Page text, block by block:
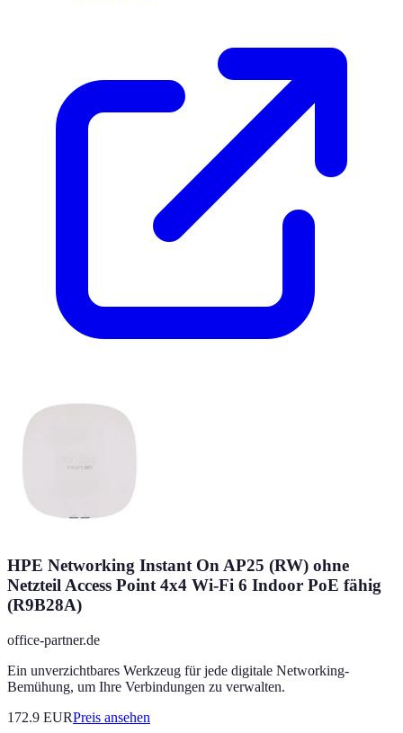
HPE Networking Instant On AP25 (RW) ohne
Netzteil Access Point 4x4 Wi-Fi 6 Indoor PoE fähig
(R9B28A)
office-partner.de
Ein unverzichtbares Werkzeug für jede digitale Networking-
Bemühung, um Ihre Verbindungen zu verwalten.
172.9 EURPreis ansehen